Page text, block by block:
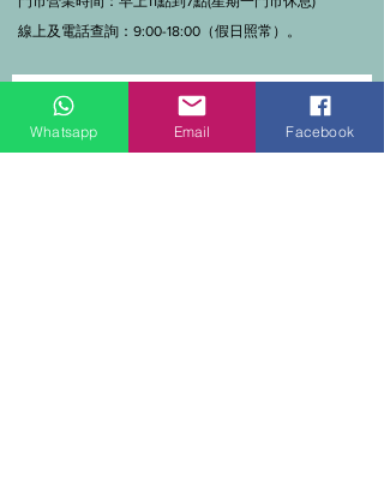
線上及電話查詢：9:00-18:00（假日照常）。
Whatsapp Email Facebook